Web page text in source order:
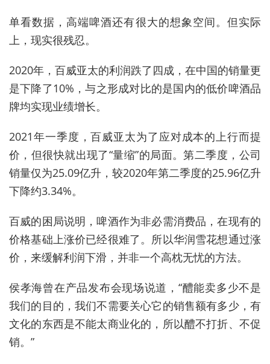
单看数据，高端啤酒还有很大的想象空间。但实际
上，现实很残忍。
2020年，百威亚太的利润跌了四成，在中国的销量更
是下降了10%，与之形成对比的是国内的低价啤酒品
牌均实现业绩增长。
2021年一季度，百威亚太为了应对成本的上行而提
价，但很快就出现了“量缩”的局面。第二季度，公司
销量仅为25.09亿升，较2020年第二季度的25.96亿升
下降约3.34%。
百威的困局说明，啤酒作为非必需消费品，在现有的
价格基础上涨价已经很难了。所以华润雪花想通过涨
价，来缓解利润下滑，并非一个高枕无忧的方法。
侯孝海曾在产品发布会现场说道，“醴能卖多少不是
我们的目的，我们不需要关心它的销售额有多少，有
文化的东西是不能太商业化的，所以醴不打折、不促
销。”